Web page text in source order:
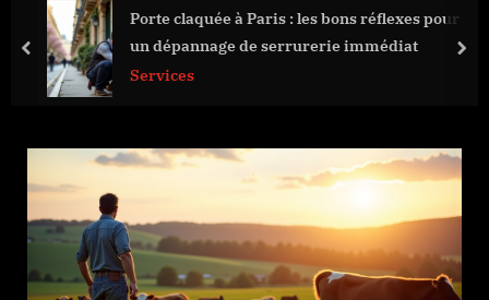
Porte claquée à Paris : les bons réflexes pour
un dépannage de serrurerie immédiat
Services
prev next